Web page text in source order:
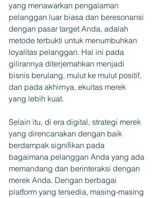
yang menawarkan pengalaman
pelanggan luar biasa dan beresonansi
dengan pasar target Anda, adalah
metode terbukti untuk menumbuhkan
loyalitas pelanggan. Hal ini pada
gilirannya diterjemahkan menjadi
bisnis berulang, mulut ke mulut positif,
dan pada akhirnya, ekuitas merek
yang lebih kuat.
Selain itu, di era digital, strategi merek
yang direncanakan dengan baik
berdampak signifikan pada
bagaimana pelanggan Anda yang ada
memandang dan berinteraksi dengan
merek Anda. Dengan berbagai
platform yang tersedia, masing-masing